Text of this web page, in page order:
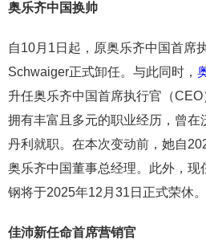
奥乐齐中国换帅
自10月1日起，原奥乐齐中国首席
Schwaiger正式卸任。与此同时，
升任奥乐齐中国首席执行官（
拥有丰富且多元的职业经历，曾在
丹利就职。在本次变动前，她自
奥乐齐中国董事总经理。此外，现
钢将于2025年12月31日正式荣休。
佳沛新任命首席营销官